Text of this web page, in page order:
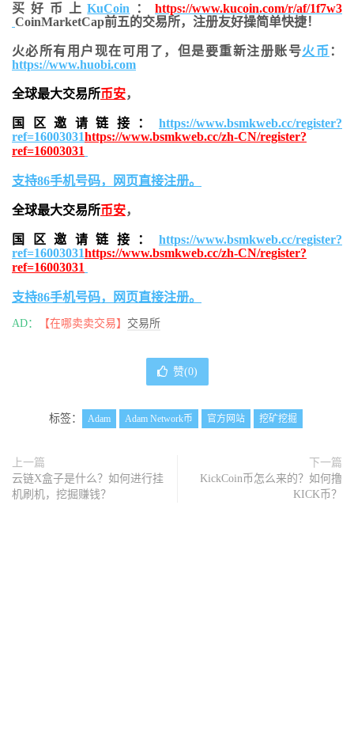
买好币上KuCoin ：https://www.kucoin.com/r/af/1f7w3
CoinMarketCap前五的交易所，注册友好操简单快捷！
火必所有用户现在可用了，但是要重新注册账号火币 ：
https://www.huobi.com
全球最大交易所币安，
国区邀请链接： https://www.bsmkweb.cc/register?
ref=16003031https://www.bsmkweb.cc/zh-CN/register?
ref=16003031
支持86手机号码，网页直接注册。
全球最大交易所币安，
国区邀请链接： https://www.bsmkweb.cc/register?
ref=16003031https://www.bsmkweb.cc/zh-CN/register?
ref=16003031
支持86手机号码，网页直接注册。
AD： 【在哪卖卖交易】 交易所
赞(0)
标签： Adam Adam Network币 官方网站 挖矿挖掘
上一篇
云链X盒子是什么？如何进行挂
机刷机，挖掘赚钱？
下一篇
KickCoin币怎么来的？如何撸
KICK币？